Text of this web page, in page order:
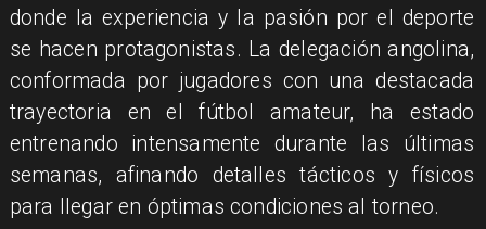
donde la experiencia y la pasión por el deporte
se hacen protagonistas. La delegación angolina,
conformada por jugadores con una destacada
trayectoria en el fútbol amateur, ha estado
entrenando intensamente durante las últimas
semanas, afinando detalles tácticos y físicos
para llegar en óptimas condiciones al torneo.